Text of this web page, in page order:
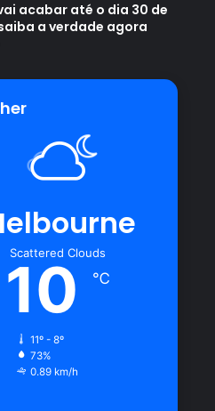
acabar até o dia 30 de
a verdade agora
Scattered Clouds
10 ℃
11º - 8º
73%
0.89 km/h